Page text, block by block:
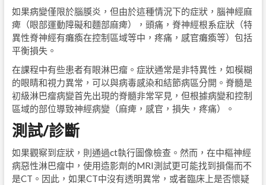
如果病變僅限於腦膜炎，但由於這種情況下的症狀，腦神經麻
痺（眼部運動障礙和麵部麻痺），頭痛，脊神經根系症狀（特
異性脊神經有癱瘓在控制區域等中，疼痛，感官癱瘓等）包括
平衡損失。
在課程中有些患者有眼淋巴瘤。症狀通常是非特異性，如模糊
的眼睛和視力異常，可以與病毒感染和結節病區分開。脊髓是
初級淋巴瘤病變首先出現的脊髓非常罕見，但根據病變和控制
區域的部位導致神經病變（麻痺，感官，損失，疼痛）。
測試/診斷
如果觀察到症狀，則通過ct執行圖像檢查。然而，在中樞神經
病惡性淋巴瘤中，使用造影劑的MRI測試更可能找到損傷而不
是CT。因此，如果CT中沒有透明異常，或者臨床上是否懷疑